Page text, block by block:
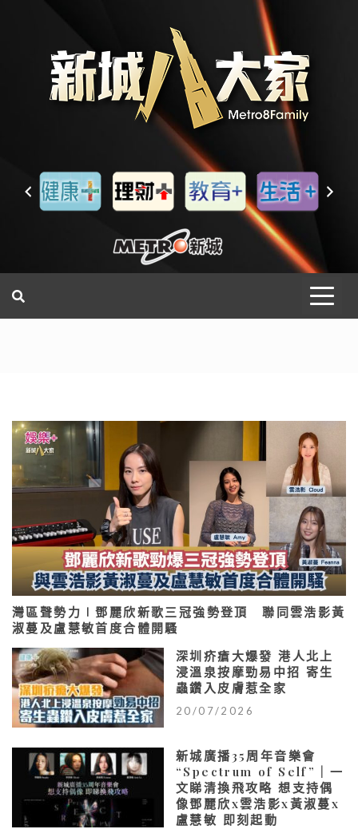
灣區聲勢力∣鄧麗欣新歌三冠強勢登頂 聯同雲浩影黃
淑蔓及盧慧敏首度合體開騷
深圳疥瘡大爆發 港人北上
浸溫泉按摩勁易中招 寄生
蟲鑽入皮膚惹全家
20/07/2026
新城廣播35周年音樂會
“Spectrum of Self”｜一
文睇清換飛攻略 想支持偶
像鄧麗欣x雲浩影x黃淑蔓x
盧慧敏 即刻起動